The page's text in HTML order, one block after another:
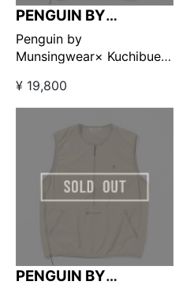
PENGUIN BY
MUNSINGWEAR
Penguin by
Munsingwear× Kuchibue
ップブルゾン ホワイト×ネ
イビー 【GO/LOOK!限定販
¥ 19,800
PENGUIN BY